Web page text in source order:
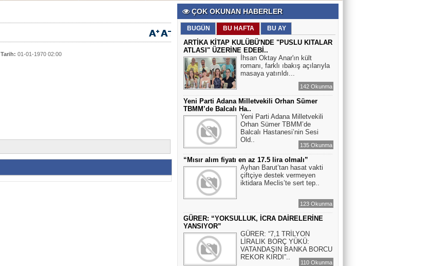
Tarih: 01-01-1970 02:00
ÇOK OKUNAN HABERLER
BUGÜN BU HAFTA BU AY
ARTİKA KİTAP KULÜBÜ'NDE "PUSLU KITALAR
ATLASI" ÜZERİNE EDEBİ..
İhsan Oktay Anar'ın kült
romanı, farklı ıbakış açılarıyla
masaya yatırıldı...
142 Okunma
Yeni Parti Adana Milletvekili Orhan Sümer
TBMM’de Balcalı Ha..
Yeni Parti Adana Milletvekili
Orhan Sümer TBMM’de
Balcalı Hastanesi’nin Sesi
Old..
135 Okunma
“Mısır alım fiyatı en az 17.5 lira olmalı”
Ayhan Barut’tan hasat vakti
çiftçiye destek vermeyen
iktidara Meclis’te sert tep..
123 Okunma
GÜRER: “YOKSULLUK, İCRA DAİRELERİNE
YANSIYOR”
GÜRER: “7,1 TRİLYON
LİRALIK BORÇ YÜKÜ:
VATANDAŞIN BANKA BORCU
REKOR KIRDI”..
110 Okunma